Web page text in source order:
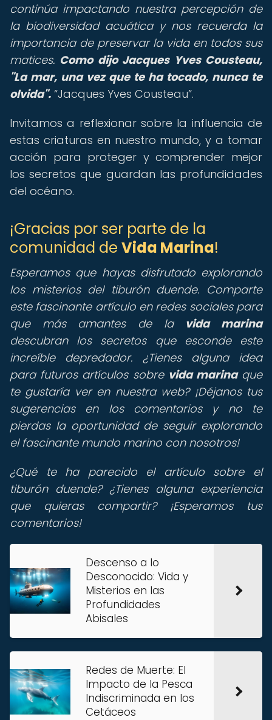
continúa impactando nuestra percepción de
la biodiversidad acuática y nos recuerda la
importancia de preservar la vida en todos sus
matices. Como dijo Jacques Yves Cousteau,
"La mar, una vez que te ha tocado, nunca te
olvida". Jacques Yves Cousteau .
Invitamos a reflexionar sobre la influencia de
estas criaturas en nuestro mundo, y a tomar
acción para proteger y comprender mejor
los secretos que guardan las profundidades
del océano.
¡Gracias por ser parte de la
comunidad de Vida Marina!
Esperamos que hayas disfrutado explorando
los misterios del tiburón duende. Comparte
este fascinante artículo en redes sociales para
que más amantes de la vida marina
descubran los secretos que esconde este
increíble depredador. ¿Tienes alguna idea
para futuros artículos sobre vida marinaque
te gustaría ver en nuestra web? ¡Déjanos tus
sugerencias en los comentarios y no te
pierdas la oportunidad de seguir explorando
el fascinante mundo marino con nosotros!
¿Qué te ha parecido el artículo sobre el
tiburón duende? ¿Tienes alguna experiencia
que quieras compartir? ¡Esperamos tus
comentarios!
Descenso a lo
Desconocido: Vida y
Misterios en las
Profundidades
Abisales
Redes de Muerte: El
Impacto de la Pesca
Indiscriminada en los
Cetáceos